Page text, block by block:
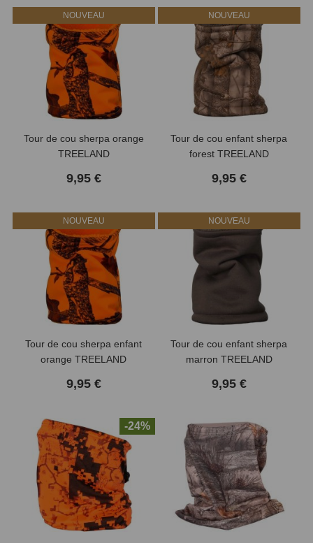
(3 avis)
NOUVEAU
Tour de cou sherpa orange
TREELAND
9,95 €
NOUVEAU
Tour de cou enfant sherpa
forest TREELAND
9,95 €
NOUVEAU
Tour de cou sherpa enfant
orange TREELAND
9,95 €
NOUVEAU
Tour de cou enfant sherpa
marron TREELAND
9,95 €
-24%